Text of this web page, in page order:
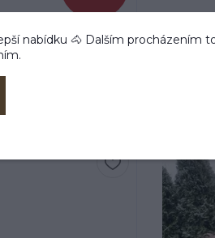
Clinchesse
nabídku 🐴 Dalším procházením